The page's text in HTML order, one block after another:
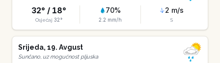
32° / 18°
Osjećaj 32°
70%
2.2 mm/h
2 m/s
S
Srijeda, 19. Avgust
Sunčano, uz mogućnost pljuska